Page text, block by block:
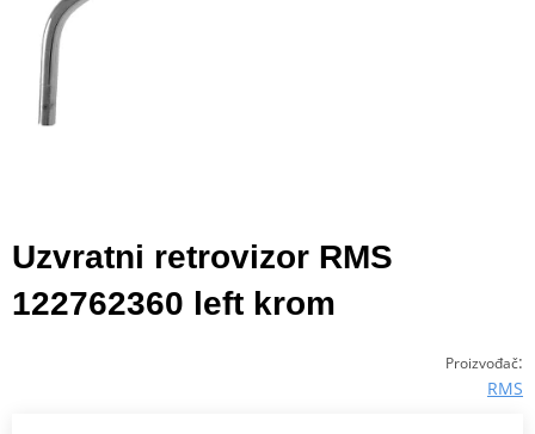
Uzvratni retrovizor RMS
122762360 left krom
Proizvođač:
RMS